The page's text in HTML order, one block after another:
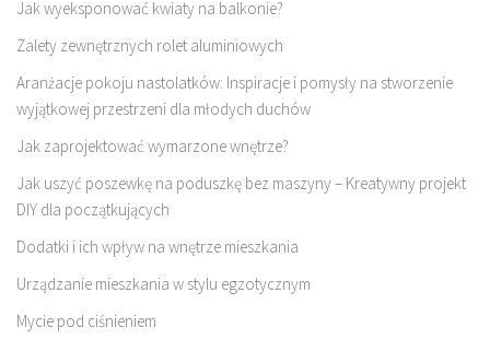
Jak wyeksponować kwiaty na balkonie?
Zalety zewnętrznych rolet aluminiowych
Aranżacje pokoju nastolatków: Inspiracje i pomysły na stworzenie
wyjątkowej przestrzeni dla młodych duchów
Jak zaprojektować wymarzone wnętrze?
Jak uszyć poszewkę na poduszkę bez maszyny – Kreatywny projekt
DIY dla początkujących
Dodatki i ich wpływ na wnętrze mieszkania
Urządzanie mieszkania w stylu egzotycznym
Mycie pod ciśnieniem